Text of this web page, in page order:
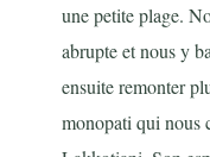
une petite plage.
abrupte et nous y
ensuite remonter
monopati qui nous